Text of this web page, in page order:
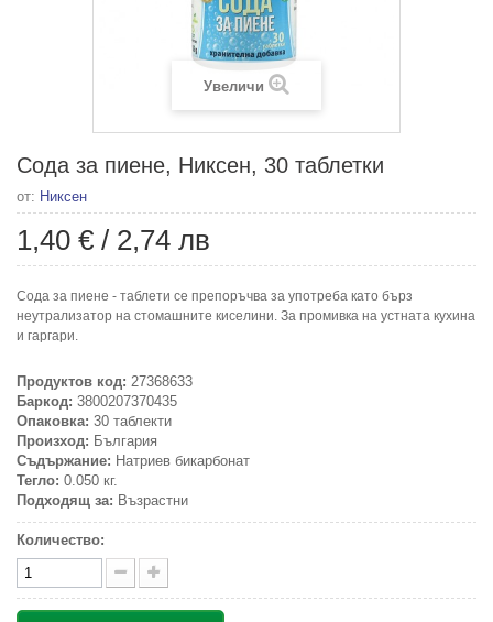
Увеличи
Сода за пиене, Никсен, 30 таблетки
от: Никсен
1,40 € / 2,74 лв
Сода за пиене - таблети се препоръчва за употреба като бърз
неутрализатор на стомашните киселини. За промивка на устната кухина
и гаргари.
Продуктов код: 27368633
Баркод: 3800207370435
Опаковка: 30 таблекти
Произход: България
Съдържание: Натриев бикарбонат
Тегло: 0.050 кг.
Подходящ за: Възрастни
Количество: